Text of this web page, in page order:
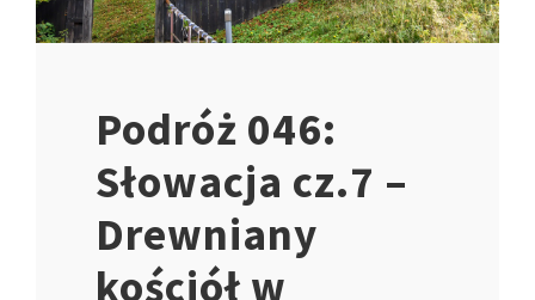
Podróż 046:
Słowacja cz.7 –
Drewniany
kościół w